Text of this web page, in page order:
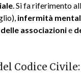
. Si fa riferimento
infermità
delle associazionie
Codice